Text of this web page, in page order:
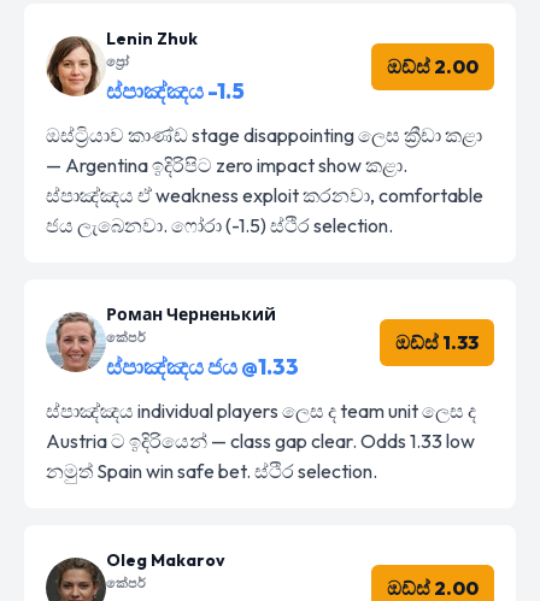
Lenin Zhuk
ප්‍රෝ
ස්පාඤ්ඤය -1.5
ඔඩ්ස් 2.00
ඔස්ට්‍රියාව කාණ්ඩ stage disappointing ලෙස ක්‍රීඩා කළා
— Argentina ඉදිරිපිට zero impact show කළා.
ස්පාඤ්ඤය ඒ weakness exploit කරනවා, comfortable
ජය ලැබෙනවා. ෆෝරා (-1.5) ස්ථිර selection.
Роман Черненький
කේපර්
ස්පාඤ්ඤය ජය @1.33
ඔඩ්ස් 1.33
ස්පාඤ්ඤය individual players ලෙස ද team unit ලෙස ද
Austria ට ඉදිරියෙන් — class gap clear. Odds 1.33 low
නමුත් Spain win safe bet. ස්ථිර selection.
Oleg Makarov
කේපර් ඔඩ්ස් 2.00